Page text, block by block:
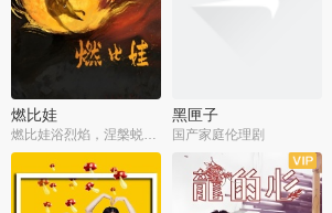
燃比娃
燃比娃浴烈焰，涅槃蜕变成人
黑匣子
国产家庭伦理剧